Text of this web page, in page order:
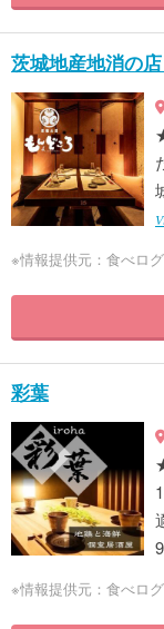
茨城地産地消の
※情報提供元：食べログ
彩葉
※情報提供元：食べログ